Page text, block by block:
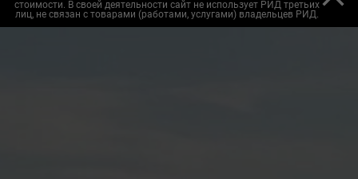
стоимости. В своей деятельности сайт не использует РИД третьих
лиц, не связан с товарами (работами, услугами) владельцев РИД.